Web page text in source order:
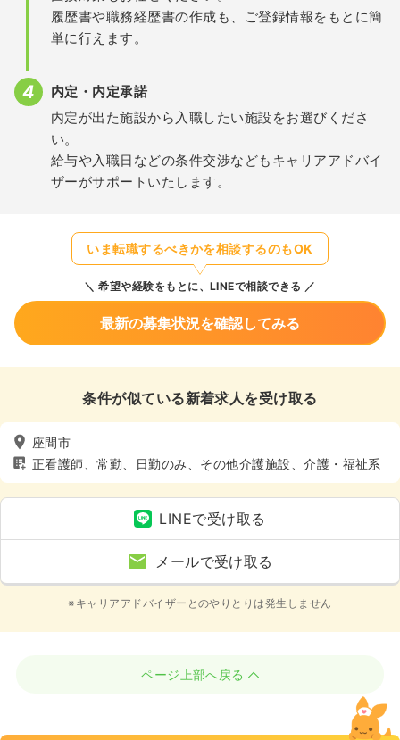
履歴書や職務経歴書の作成も、ご登録情報をもとに簡
単に行えます。
内定・内定承諾
内定が出た施設から入職したい施設をお選びくださ
い。
給与や入職日などの条件交渉などもキャリアアドバイ
ザーがサポートいたします。
いま転職するべきかを相談するのもOK
希望や経験をもとに、LINEで相談できる
最新の募集状況を確認してみる
条件が似ている新着求人を受け取る
座間市
正看護師、常勤、日勤のみ、その他介護施設、介護・福祉系
LINEで受け取る
メールで受け取る
※キャリアアドバイザーとのやりとりは発生しません
ページ上部へ戻る